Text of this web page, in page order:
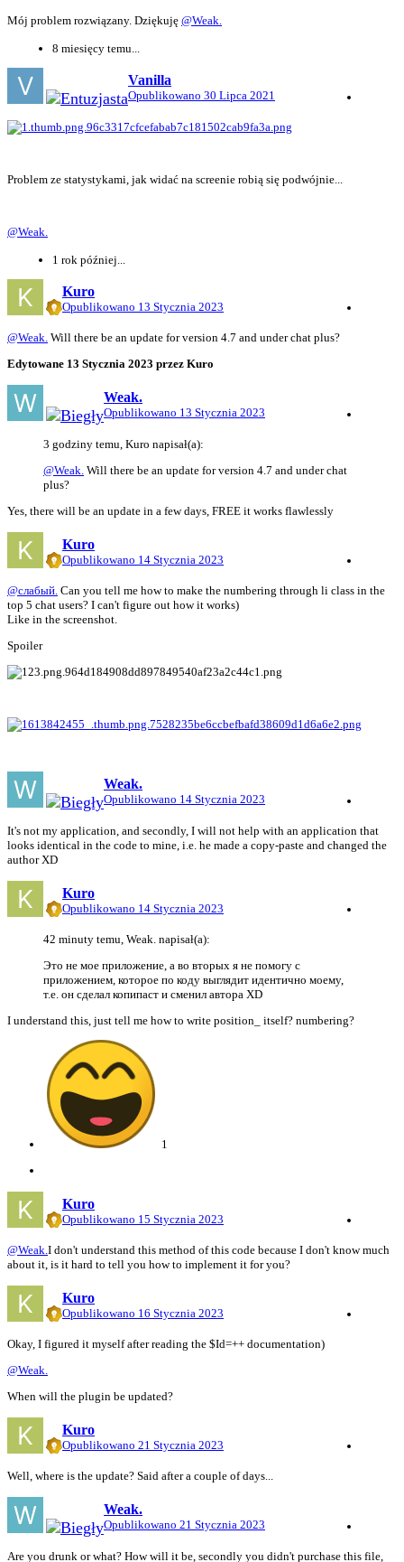
Mój problem rozwiązany. Dziękuję @Weak.
8 miesięcy temu...
Vanilla
Opublikowano 30 Lipca 2021
Problem ze statystykami, jak widać na screenie robią się podwójnie...
@Weak.
1 rok później...
Kuro
Opublikowano 13 Stycznia 2023
@Weak. Will there be an update for version 4.7 and under chat plus?
Edytowane 13 Stycznia 2023 przez Kuro
Weak.
Opublikowano 13 Stycznia 2023
3 godziny temu, Kuro napisał(a):
@Weak. Will there be an update for version 4.7 and under chat
plus?
Yes, there will be an update in a few days, FREE it works flawlessly
Kuro
Opublikowano 14 Stycznia 2023
@слабый. Can you tell me how to make the numbering through li class in the
top 5 chat users? I can't figure out how it works)
Like in the screenshot.
Spoiler
Weak.
Opublikowano 14 Stycznia 2023
It's not my application, and secondly, I will not help with an application that
looks identical in the code to mine, i.e. he made a copy-paste and changed the
author XD
Kuro
Opublikowano 14 Stycznia 2023
42 minuty temu, Weak. napisał(a):
Это не мое приложение, а во вторых я не помогу с
приложением, которое по коду выглядит идентично моему,
т.е. он сделал копипаст и сменил автора XD
I understand this, just tell me how to write position_ itself? numbering?
1
Kuro
Opublikowano 15 Stycznia 2023
@Weak. I don't understand this method of this code because I don't know much
about it, is it hard to tell you how to implement it for you?
Kuro
Opublikowano 16 Stycznia 2023
Okay, I figured it myself after reading the $Id=++ documentation)
@Weak.
When will the plugin be updated?
Kuro
Opublikowano 21 Stycznia 2023
Well, where is the update? Said after a couple of days...
Weak.
Opublikowano 21 Stycznia 2023
Are you drunk or what? How will it be, secondly you didn't purchase this file,